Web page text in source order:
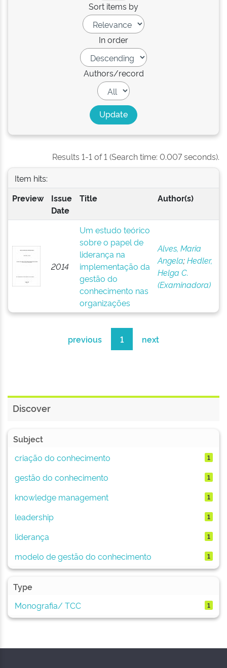
Sort items by
In order
Authors/record
Results 1-1 of 1 (Search time: 0.007 seconds).
Item hits:
Preview
Issue
Date
Title Author(s)
2014
Um estudo teórico
sobre o papel de
liderança na
implementação da
gestão do
conhecimento nas
organizações
Alves, Maria
Angela;Hedler,
Helga C.
(Examinadora)
previous 1 next
Discover
Subject
criação do conhecimento
1
gestão do conhecimento 1
knowledge management 1
leadership 1
liderança 1
modelo de gestão do conhecimento 1
Type
Monografia/ TCC
1